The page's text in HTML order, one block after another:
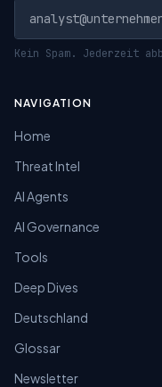
Kein Spam. Jederzeit
NAVIGATION
Home
Threat Intel
AI Agents
AI Governance
Tools
Deep Dives
Deutschland
Glossar
Newsletter